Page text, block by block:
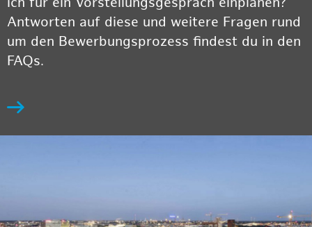
Antworten auf diese und weitere Fragen rund
um den Bewerbungsprozess findest du in den
FAQs.